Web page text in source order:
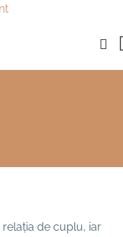
relația de cuplu, iar